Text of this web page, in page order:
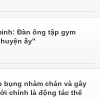
Đàn ông tập gym
ấy"
bụng nhàm chán và gây
chính là động tác thể